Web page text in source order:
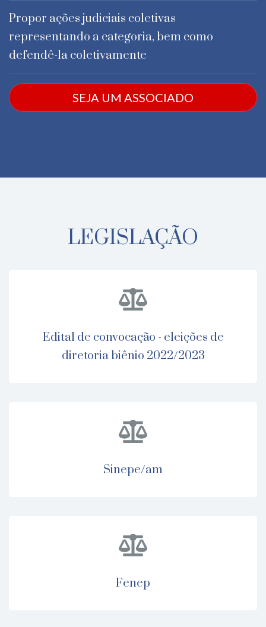
Propor ações judiciais coletivas
representando a categoria, bem como
defendê-la coletivamente
SEJA UM ASSOCIADO
LEGISLAÇÃO
edital de convocação - eleições de
diretoria biênio 2022/2023
sinepe/am
fenep